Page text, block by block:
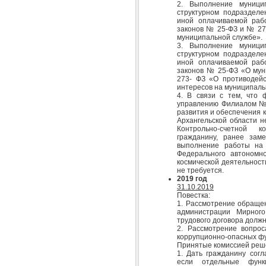
2. Выполнение
структурном
иной оплачиваемой
законов № 25-ФЗ и №
муниципальной службе».
3. Выполнение
структурном
иной оплачиваемой
законов № 25-ФЗ «О
273- ФЗ «О
интересов на
4. В связи с тем, что
управлению Филиалом №
развития и обеспечения
Архангельской области
Контрольно-счетной
гражданину, ранее
выполнение работы
Федерального
космической
не требуется.
2019 год
31.10.2019
Повестка:
1. Рассмотрение
администрации
трудового договора
2. Рассмотрение
коррупционно-опасных
Принятые комиссией
1. Дать гражданину
если отдельные